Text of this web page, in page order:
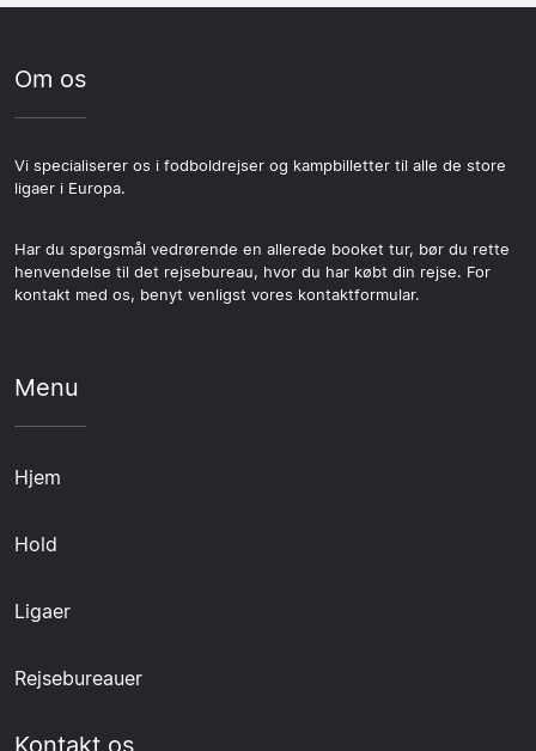
Om os
Vi specialiserer os i fodboldrejser og kampbilletter til alle de store
ligaer i Europa.
Har du spørgsmål vedrørende en allerede booket tur, bør du rette
henvendelse til det rejsebureau, hvor du har købt din rejse. For
kontakt med os, benyt venligst vores kontaktformular.
Menu
Hjem
Hold
Ligaer
Rejsebureauer
Kontakt os